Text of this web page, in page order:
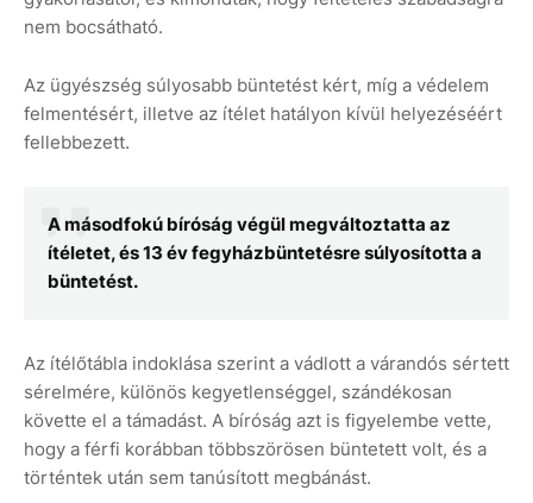
nem bocsátható.
Az ügyészség súlyosabb büntetést kért, míg a védelem
felmentésért, illetve az ítélet hatályon kívül helyezéséért
fellebbezett.
A másodfokú bíróság végül megváltoztatta az
ítéletet, és 13 év fegyházbüntetésre súlyosította a
büntetést.
Az ítélőtábla indoklása szerint a vádlott a várandós sértett
sérelmére, különös kegyetlenséggel, szándékosan
követte el a támadást. A bíróság azt is figyelembe vette,
hogy a férfi korábban többszörösen büntetett volt, és a
történtek után sem tanúsított megbánást.